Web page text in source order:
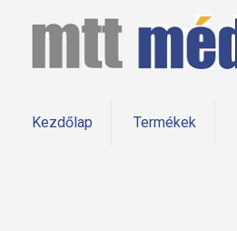
Kezdőlap Termékek